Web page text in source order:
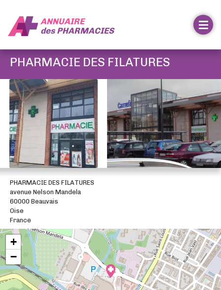
ANNUAIRE
desPHARMACIES
PHARMACIE DES FILATURES
PHARMACIE DES FILATURES
avenue Nelson Mandela
60000 Beauvais
Oise
France
+
−